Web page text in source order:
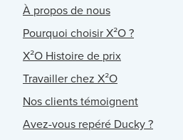
À propos de nous
Pourquoi choisir X²O ?
X²O Histoire de prix
Travailler chez X²O
Nos clients témoignent
Avez-vous repéré Ducky ?